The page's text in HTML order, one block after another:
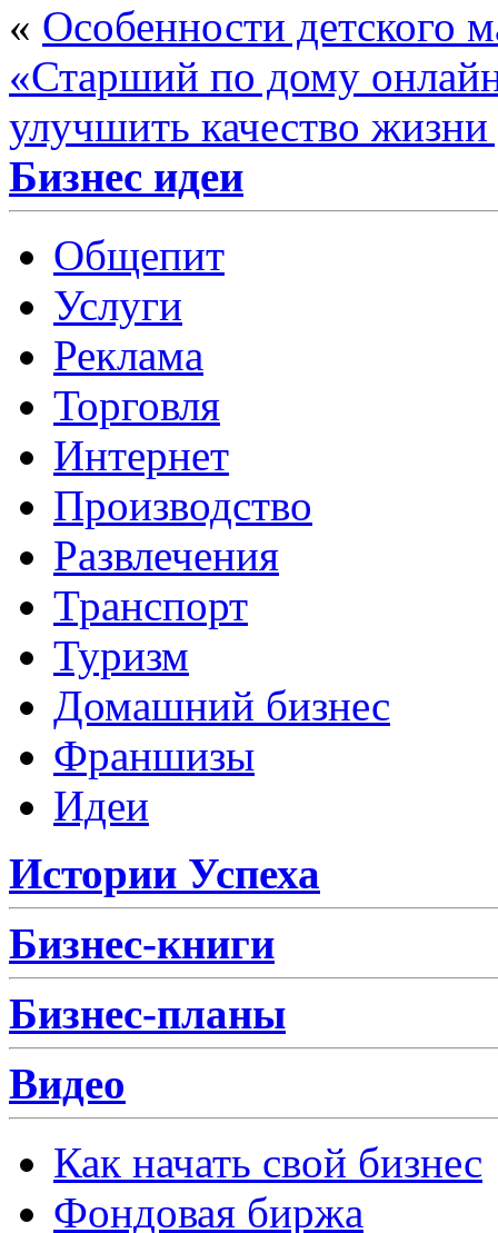
« Особенности детского
«Старший по дому
улучшить качество
Бизнес идеи
Общепит
Услуги
Реклама
Торговля
Интернет
Производство
Развлечения
Транспорт
Туризм
Домашний бизнес
Франшизы
Идеи
Истории Успеха
Бизнес-книги
Бизнес-планы
Видео
Как начать свой бизнес
Фондовая биржа